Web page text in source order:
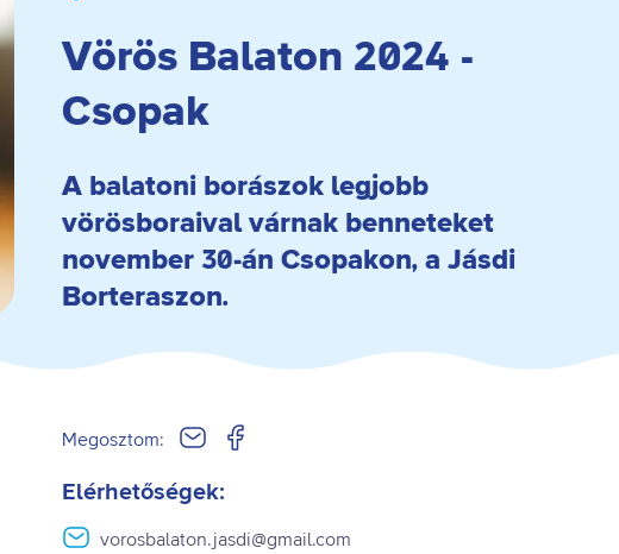
Vörös Balaton 2024 -
Csopak
A balatoni borászok legjobb
vörösboraival várnak benneteket
november 30-án Csopakon, a Jásdi
Borteraszon.
Megosztom:
Elérhetőségek:
vorosbalaton.jasdi@gmail.com